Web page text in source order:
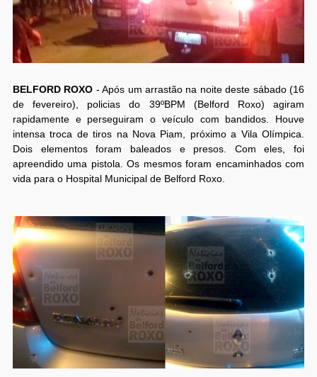
BELFORD ROXO - Após um arrastão na noite deste sábado (16
de fevereiro), policias do 39ºBPM (Belford Roxo) agiram
rapidamente e perseguiram o veículo com bandidos. Houve
intensa troca de tiros na Nova Piam, próximo a Vila Olímpica.
Dois elementos foram baleados e presos. Com eles, foi
apreendido uma pistola. Os mesmos foram encaminhados com
vida para o Hospital Municipal de Belford Roxo.